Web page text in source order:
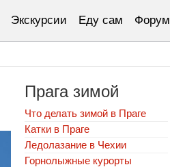
Экскурсии Еду сам Форум
Прага зимой
Что делать зимой в Праге
Катки в Праге
Ледолазание в Чехии
Горнолыжные курорты